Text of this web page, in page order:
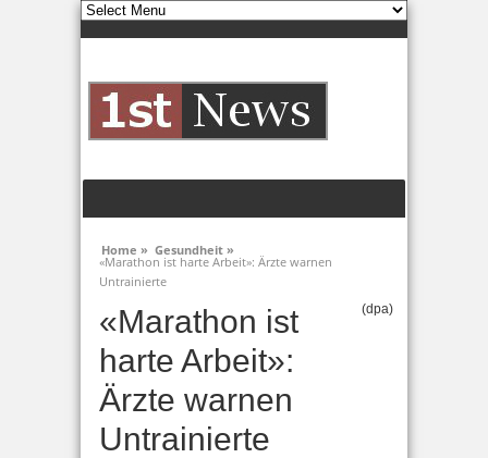
Home » Gesundheit »
«Marathon ist harte Arbeit»: Ärzte warnen
Untrainierte
«Marathon ist
harte Arbeit»:
Ärzte warnen
Untrainierte
(dpa)